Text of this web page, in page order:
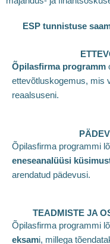
ESP tunnistuse
Õpilasfirma programm
ettevõtluskogemus, mis
reaalsuseni.
Õpilasfirma programmi
eneseanalüüsi
arendatud pädevusi.
TEADMISTE JA
Õpilasfirma programmi
eksami, millega